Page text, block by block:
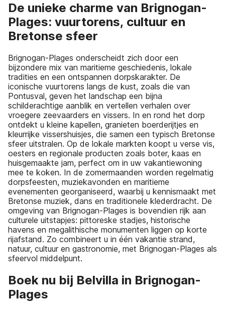
De unieke charme van Brignogan-
Plages: vuurtorens, cultuur en
Bretonse sfeer
Brignogan-Plages onderscheidt zich door een
bijzondere mix van maritieme geschiedenis, lokale
tradities en een ontspannen dorpskarakter. De
iconische vuurtorens langs de kust, zoals die van
Pontusval, geven het landschap een bijna
schilderachtige aanblik en vertellen verhalen over
vroegere zeevaarders en vissers. In en rond het dorp
ontdekt u kleine kapellen, granieten boerderijtjes en
kleurrijke vissershuisjes, die samen een typisch Bretonse
sfeer uitstralen. Op de lokale markten koopt u verse vis,
oesters en regionale producten zoals boter, kaas en
huisgemaakte jam, perfect om in uw vakantiewoning
mee te koken. In de zomermaanden worden regelmatig
dorpsfeesten, muziekavonden en maritieme
evenementen georganiseerd, waarbij u kennismaakt met
Bretonse muziek, dans en traditionele klederdracht. De
omgeving van Brignogan-Plages is bovendien rijk aan
culturele uitstapjes: pittoreske stadjes, historische
havens en megalithische monumenten liggen op korte
rijafstand. Zo combineert u in één vakantie strand,
natuur, cultuur en gastronomie, met Brignogan-Plages als
sfeervol middelpunt.
Boek nu bij Belvilla in Brignogan-
Plages